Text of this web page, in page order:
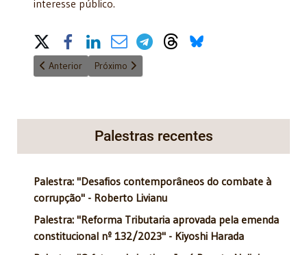
interesse público.
Share on Social Media
Artigo anterior: Honestidade é virtude, sim!
Anterior Próximo artigo: Justiça ainda que tardia
Próximo
Palestras recentes
Palestra: "Desafios contemporâneos do combate à
corrupção" - Roberto Livianu
Palestra: "Reforma Tributaria aprovada pela emenda
constitucional nº 132/2023" - Kiyoshi Harada